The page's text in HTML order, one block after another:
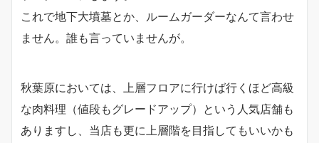
これで地下大墳墓とか、ルームガーダーなんて言わせ
ません。誰も言っていませんが。
秋葉原においては、上層フロアに行けば行くほど高級
な肉料理（値段もグレードアップ）という人気店舗も
ありますし、当店も更に上層階を目指してもいいかも